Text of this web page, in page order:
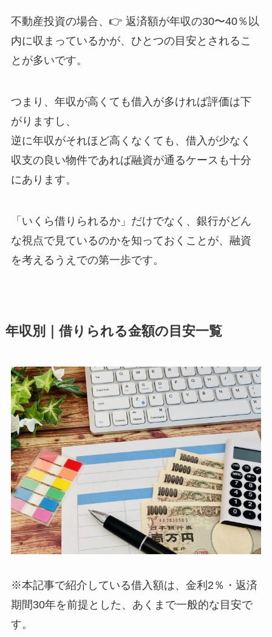
不動産投資の場合、👉 返済額が年収の30〜40％以
内に収まっているかが、ひとつの目安とされるこ
とが多いです。
つまり、年収が高くても借入が多ければ評価は下
がりますし、
逆に年収がそれほど高くなくても、借入が少なく
収支の良い物件であれば融資が通るケースも十分
にあります。
「いくら借りられるか」だけでなく、銀行がどん
な視点で見ているのかを知っておくことが、融資
を考えるうえでの第一歩です。
年収別｜借りられる金額の目安一覧
※本記事で紹介している借入額は、金利2％・返済
期間30年を前提とした、あくまで一般的な目安で
す。